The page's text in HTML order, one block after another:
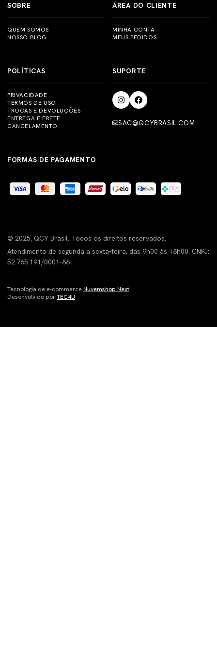
SOBRE
QUEM SOMOS
NOSSO BLOG
ÁREA DO CLIENTE
MINHA CONTA
MEUS PEDIDOS
POLÍTICAS
PRIVACIDADE
TERMOS DE USO
TROCAS E DEVOLUÇÕES
ENTREGA E FRETE
CANCELAMENTO
SUPORTE
SAC@QCYBRASIL.COM
FORMAS DE PAGAMENTO
© 2025, QCY Brasil. Todos os direitos reservados.
Atendimento de segunda a sexta-feira, das 9h00 às 18h00. CNPJ:
52.765.191/0001-86
Tecnologia de e-commerceNuvemshop Next
Desenvolvido porTEC4U